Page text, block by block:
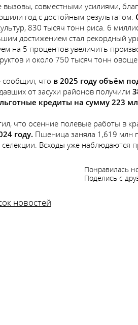
вызовы, совместными усилиями,
год с достойным результатом.
830 тысяч тонн риса. 6
достижением стал рекордный
на 5 процентов увеличить
и около 750 тысяч тонн
сообщил, что в 2025 году объём
от засухи районов получили
льготные кредиты на сумму 223
что осенние полевые работы в
году. Пшеница заняла 1,619 млн
селекции. Всходы уже наблюдаются
Понравилась
Поделись с
новостей